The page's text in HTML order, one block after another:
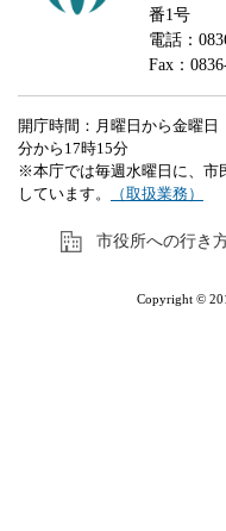
番1号
電話：
Fax：
開庁時間：月曜日から金曜
分から17時15分
※本庁では毎週水曜日に、市
しています。
（取扱業務）
市役所への行き
Copyright ©